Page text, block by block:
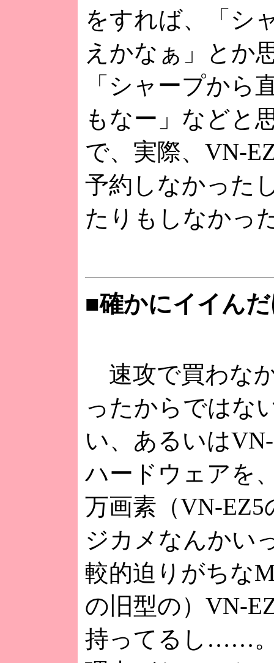
をすれば、「シ
えかなぁ」とか
「シャープから
もなー」などと
で、実際、VN-
予約しなかった
たりもしなかっ
■確かにイイん
速攻で買わな
ったからではな
い、あるいは
ハードウェアを
万画素（VN-
ジカメなんかい
較的迫りがちな
の旧型の）VN-
持ってるし……。